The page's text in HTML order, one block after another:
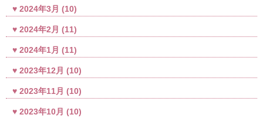
2024年3月 (10)
2024年2月 (11)
2024年1月 (11)
2023年12月 (10)
2023年11月 (10)
2023年10月 (10)